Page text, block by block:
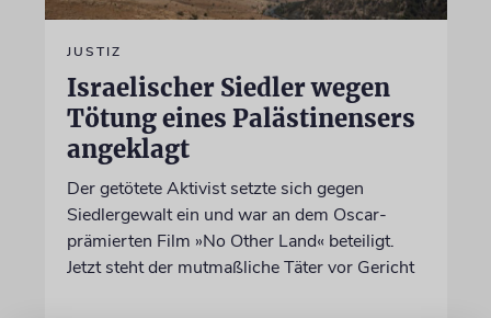
JUSTIZ
Israelischer Siedler wegen
Tötung eines Palästinensers
angeklagt
Der getötete Aktivist setzte sich gegen
Siedlergewalt ein und war an dem Oscar-
prämierten Film »No Other Land« beteiligt.
Jetzt steht der mutmaßliche Täter vor Gericht